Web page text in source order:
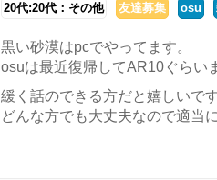
20代:20代：その他 友達募集 osu
黒い砂漠はpcでやってます。
osuは最近復帰してAR10ぐらい
緩く話のできる方だと嬉しいです
どんな方でも大丈夫なので適当